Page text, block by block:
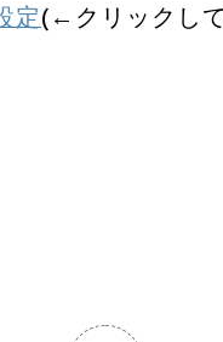
定(←クリックし